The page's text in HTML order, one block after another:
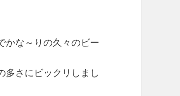
かな～りの久々のビー
多さにビックリしまし